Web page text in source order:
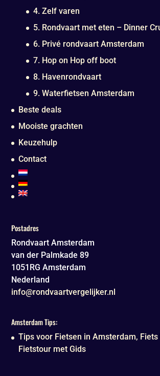
4. Zelf varen
5. Rondvaart met eten – Dinner
6. Privé rondvaart Amsterdam
7. Hop on Hop off boot
8. Havenrondvaart
9. Waterfietsen Amsterdam
Beste deals
Mooiste grachten
Keuzehulp
Contact
Postadres
Rondvaart Amsterdam
van der Palmkade 89
1051RG Amsterdam
Nederland
info@rondvaartvergelijker.nl
Amsterdam Tips:
Tips voor Fietsen in Amsterdam, Fiets
Fietstour met Gids